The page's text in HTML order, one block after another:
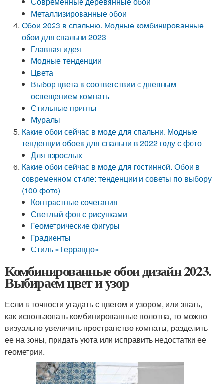
Металлизированные обои
Обои 2023 в спальню. Модные комбинированные
обои для спальни 2023
Главная идея
Модные тенденции
Цвета
Выбор цвета в соответствии с дневным
освещением комнаты
Стильные принты
Муралы
Какие обои сейчас в моде для спальни. Модные
тенденции обоев для спальни в 2022 году с фото
Для взрослых
Какие обои сейчас в моде для гостинной. Обои в
современном стиле: тенденции и советы по выбору
(100 фото)
Контрастные сочетания
Светлый фон с рисунками
Геометрические фигуры
Градиенты
Стиль «Терраццо»
Комбинированные обои дизайн 2023.
Выбираем цвет и узор
Если в точности угадать с цветом и узором, или знать,
как использовать комбинированные полотна, то можно
визуально увеличить пространство комнаты, разделить
ее на зоны, придать уюта или исправить недостатки ее
геометрии.